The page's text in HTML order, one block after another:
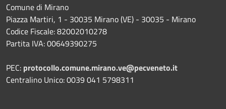
Comune di Mirano
Piazza Martiri, 1 - 30035 Mirano (VE) - 30035 - Mirano
Codice Fiscale: 82002010278
Partita IVA: 00649390275
PEC: protocollo.comune.mirano.ve@pecveneto.it
Centralino Unico: 0039 041 5798311